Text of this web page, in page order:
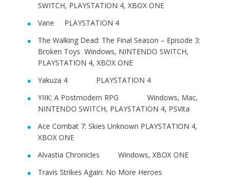
SWITCH, PLAYSTATION 4, XBOX ONE
Vane PLAYSTATION 4
The Walking Dead: The Final Season – Episode 3:
Broken Toys Windows, NINTENDO SWITCH,
PLAYSTATION 4, XBOX ONE
Yakuza 4 PLAYSTATION 4
YIIK: A Postmodern RPG Windows, Mac,
NINTENDO SWITCH, PLAYSTATION 4, PSVita
Ace Combat 7: Skies Unknown PLAYSTATION 4,
XBOX ONE
Alvastia Chronicles Windows, XBOX ONE
Travis Strikes Again: No More Heroes